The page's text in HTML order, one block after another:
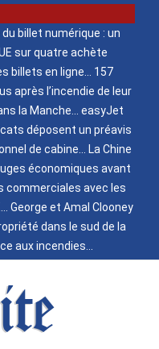
du billet numérique : un
sur quatre achète
billets en ligne
157
après l’incendie de leur
la Manche
easyJet
déposent un préavis
de cabine
La Chine
économiques avant
commerciales avec les
George et Amal Clooney
dans le sud de la
aux incendies